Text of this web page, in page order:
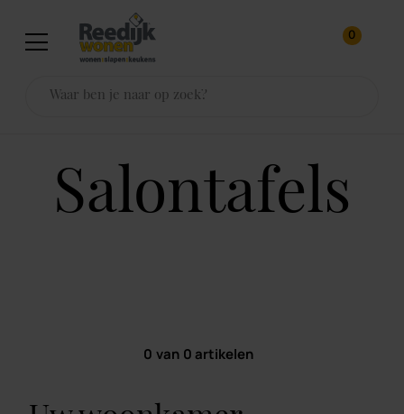
0
salontafels
0 van 0 artikelen